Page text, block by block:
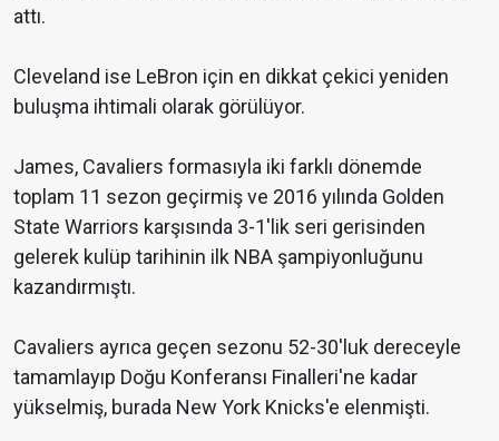
attı.
Cleveland ise LeBron için en dikkat çekici yeniden
buluşma ihtimali olarak görülüyor.
James, Cavaliers formasıyla iki farklı dönemde
toplam 11 sezon geçirmiş ve 2016 yılında Golden
State Warriors karşısında 3-1'lik seri gerisinden
gelerek kulüp tarihinin ilk NBA şampiyonluğunu
kazandırmıştı.
Cavaliers ayrıca geçen sezonu 52-30'luk dereceyle
tamamlayıp Doğu Konferansı Finalleri'ne kadar
yükselmiş, burada New York Knicks'e elenmişti.